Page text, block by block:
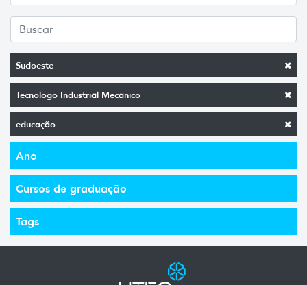
Sudoeste
Tecnólogo Industrial Mecânico
educação
Ano
Cursos de graduação
Tags